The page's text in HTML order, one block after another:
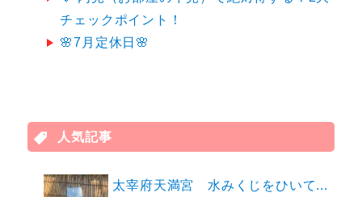
チェックポイント！
🌸7月定休日🌸
人気記事
太宰府天満宮 水みくじをひいて...